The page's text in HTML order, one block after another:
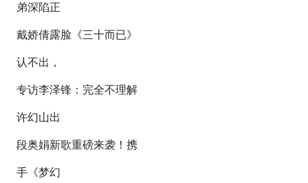
弟深陷正
戴娇倩露脸《三十而已》
认不出，
专访李泽锋：完全不理解
许幻山出
段奥娟新歌重磅来袭！携
手《梦幻